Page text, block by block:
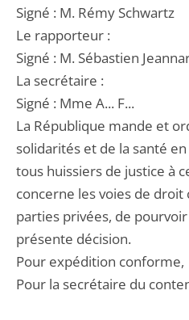
Signé : M. Rémy Schwartz
Le rapporteur :
Signé : M. Sébastien
La secrétaire :
Signé : Mme A... F...
La République mande et
solidarités et de la santé
tous huissiers de justice à
concerne les voies de
parties privées, de
présente décision.
Pour expédition conforme,
Pour la secrétaire du